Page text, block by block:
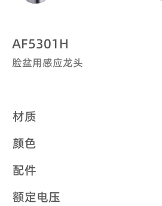
AF5301H
脸盆用感应龙头
材质
颜色
配件
额定电压